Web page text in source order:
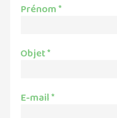
Prénom*
Objet*
E-mail*